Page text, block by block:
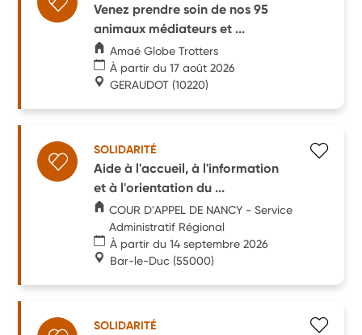
Venez prendre soin de nos 95
animaux médiateurs et ...
Amaé Globe Trotters
À partir du 17 août 2026
GERAUDOT (10220)
SOLIDARITÉ
Aide à l'accueil, à l'information
et à l'orientation du ...
COUR D'APPEL DE NANCY - Service
Administratif Régional
À partir du 14 septembre 2026
Bar-le-Duc (55000)
SOLIDARITÉ